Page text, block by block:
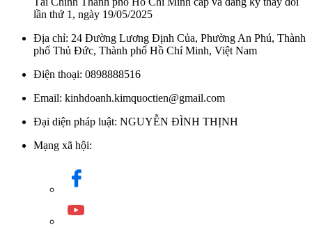
lần thứ 1, ngày 19/05/2025
Địa chỉ: 24 Đường Lương Định Của, Phường An Phú, Thành
phố Thủ Đức, Thành phố Hồ Chí Minh, Việt Nam
Điện thoại: 0898888516
Email: kinhdoanh.kimquoctien@gmail.com
Đại diện pháp luật: NGUYỄN ĐÌNH THỊNH
Mạng xã hội: